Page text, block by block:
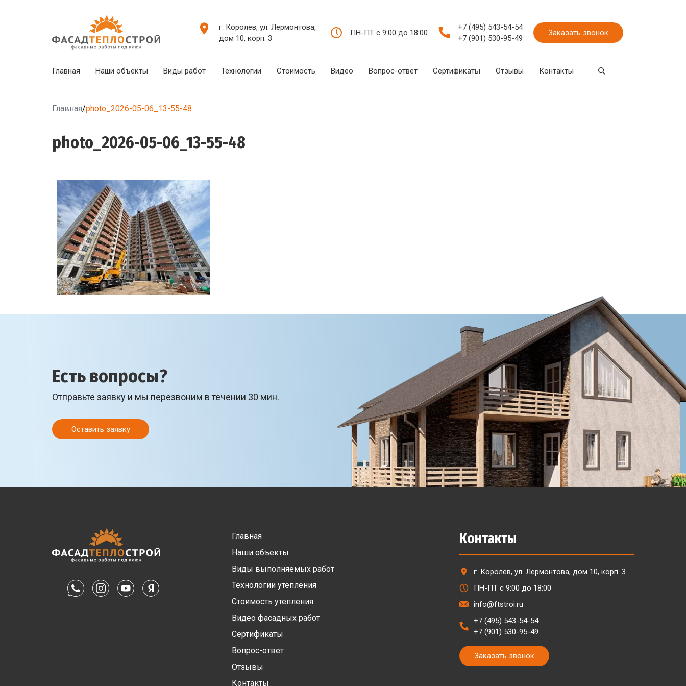
г. Королёв, ул. Лермонтова,
дом 10, корп. 3
ПН-ПТ с 9:00 до 18:00
+7 (495) 543-54-54
+7 (901) 530-95-49
Заказать звонок
Главная Наши объекты Виды работ Технологии Стоимость Видео Вопрос-ответ Сертификаты Отзывы Контакты
Главная/photo_2026-05-06_13-55-48
photo_2026-05-06_13-55-48
Есть вопросы?
Отправьте заявку и мы перезвоним в течении 30 мин.
Оставить заявку
Главная
Наши объекты
Виды выполняемых работ
Технологии утепления
Стоимость утепления
Видео фасадных работ
Сертификаты
Вопрос-ответ
Отзывы
Контакты
Контакты
г. Королёв, ул. Лермонтова, дом 10, корп. 3
ПН-ПТ с 9:00 до 18:00
info@ftstroi.ru
+7 (495) 543-54-54
+7 (901) 530-95-49
Заказать звонок